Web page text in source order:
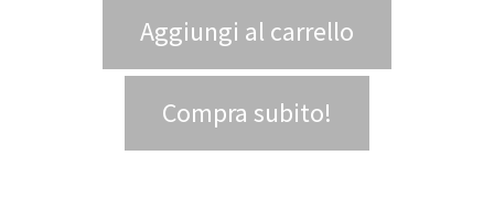
Aggiungi al carrello
Compra subito!